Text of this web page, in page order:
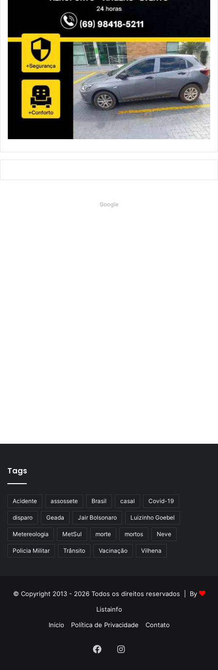
Google
Tags
Acidente assossete Brasil casal Covid-19
disparo Geada Jair Bolsonaro Luizinho Goebel
Metereologia MetSul morte mortos Neve
Policia Militar Trânsito Vacinação Vilhena
© Copyright 2013 - 2026 Todos os direitos reservados | By
Listainfo
Inicio
Política de Privacidade Contato
FacebookInstagram